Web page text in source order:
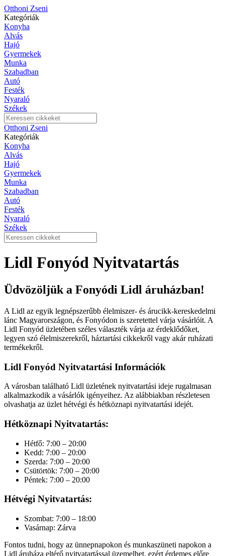
Otthoni Zseni
Kategóriák
Konyha
Alvás
Hajó
Gyermekek
Munka
Szabadban
Autó
Festék
Nyaraló
Székek
Otthoni Zseni
Kategóriák
Konyha
Alvás
Hajó
Gyermekek
Munka
Szabadban
Autó
Festék
Nyaraló
Székek
Lidl Fonyód Nyitvatartás
Üdvözöljük a Fonyódi Lidl áruházban!
A Lidl az egyik legnépszerűbb élelmiszer- és árucikk-kereskedelmi
lánc Magyarországon, és Fonyódon is szeretettel várja vásárlóit. A
Lidl Fonyód üzletében széles választék várja az érdeklődőket,
legyen szó élelmiszerekről, háztartási cikkekről vagy akár ruházati
termékekről.
Lidl Fonyód Nyitvatartási Információk
A városban található Lidl üzletének nyitvatartási ideje rugalmasan
alkalmazkodik a vásárlók igényeihez. Az alábbiakban részletesen
olvashatja az üzlet hétvégi és hétköznapi nyitvatartási idejét.
Hétköznapi Nyitvatartás:
Hétfő: 7:00 – 20:00
Kedd: 7:00 – 20:00
Szerda: 7:00 – 20:00
Csütörtök: 7:00 – 20:00
Péntek: 7:00 – 20:00
Hétvégi Nyitvatartás:
Szombat: 7:00 – 18:00
Vasárnap: Zárva
Fontos tudni, hogy az ünnepnapokon és munkaszüneti napokon a
Lidl áruháza eltérő nyitvatartással üzemelhet, ezért érdemes előre